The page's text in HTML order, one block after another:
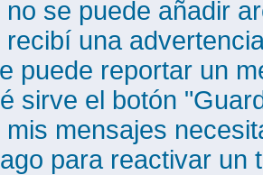
se puede añadir
recibí una
puede reportar un
sirve el botón
mis mensajes
para reactivar un